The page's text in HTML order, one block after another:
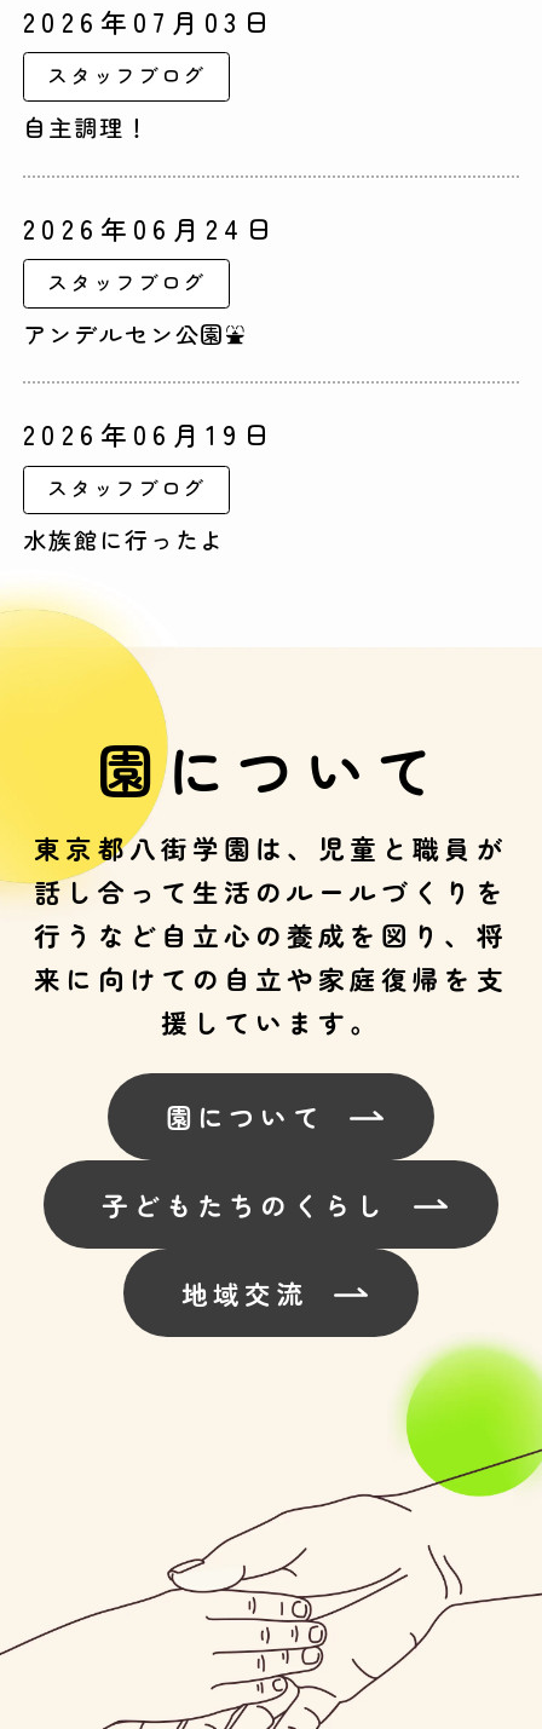
2026年07月03日
スタッフブログ
自主調理！
2026年06月24日
スタッフブログ
アンデルセン公園⛲
2026年06月19日
スタッフブログ
水族館に行ったよ
園について
東京都八街学園は、児童と職員が
話し合って生活のルールづくりを
行うなど自立心の養成を図り、将
来に向けての自立や家庭復帰を支
援しています。
園について
子どもたちのくらし
地域交流